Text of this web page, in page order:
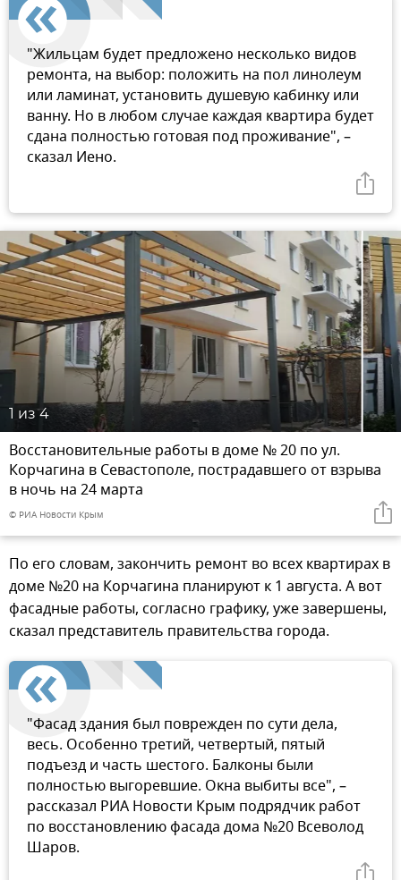
"Жильцам будет предложено несколько видов
ремонта, на выбор: положить на пол линолеум
или ламинат, установить душевую кабинку или
ванну. Но в любом случае каждая квартира будет
сдана полностью готовая под проживание", –
сказал Иено.
1 из 4
Восстановительные работы в доме № 20 по ул.
Корчагина в Севастополе, пострадавшего от взрыва
в ночь на 24 марта
© РИА Новости Крым
По его словам, закончить ремонт во всех квартирах в
доме №20 на Корчагина планируют к 1 августа. А вот
фасадные работы, согласно графику, уже завершены,
сказал представитель правительства города.
"Фасад здания был поврежден по сути дела,
весь. Особенно третий, четвертый, пятый
подъезд и часть шестого. Балконы были
полностью выгоревшие. Окна выбиты все", –
рассказал РИА Новости Крым подрядчик работ
по восстановлению фасада дома №20 Всеволод
Шаров.